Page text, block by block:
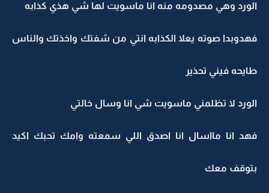
الورد وهي مصدومه منه انا ماسويت لها شي هذي كذابه
فهدوبدا صوته يعلا الكذابه انتي من شفتك واخذتك والناس
طايحه فيني تحذير
الورد لا تظلمني ماسويت شي انا وسال خالتي
فهد انا مااسال انا اصدق اللي سمعته وامك تحبك اكيد
بتوقف معك